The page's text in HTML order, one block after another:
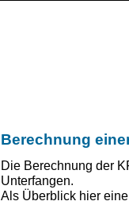
Berechnung
Die Berechnung der
Unterfangen.
Als Überblick hier